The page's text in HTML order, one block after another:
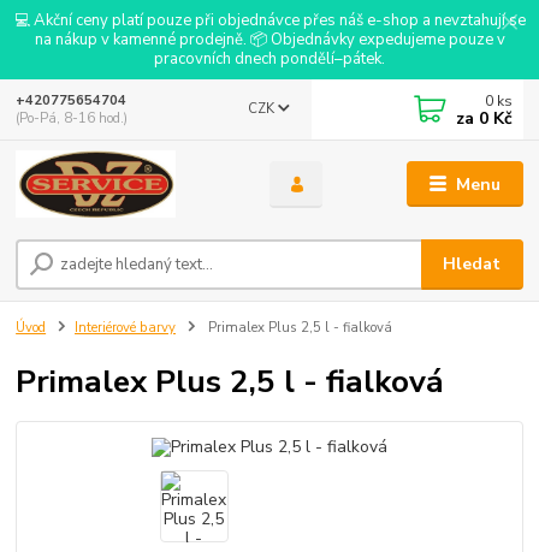
💻 Akční ceny platí pouze při objednávce přes náš e-shop a nevztahují se
na nákup v kamenné prodejně. 📦 Objednávky expedujeme pouze v
pracovních dnech pondělí–pátek.
Menu
CZK
Hledat
+420775654704
(Po-Pá, 8-16 hod.)
0 ks
za 0 Kč
Úvod Interiérové barvy Primalex Plus 2,5 l - fialková
Primalex Plus 2,5 l - fialková